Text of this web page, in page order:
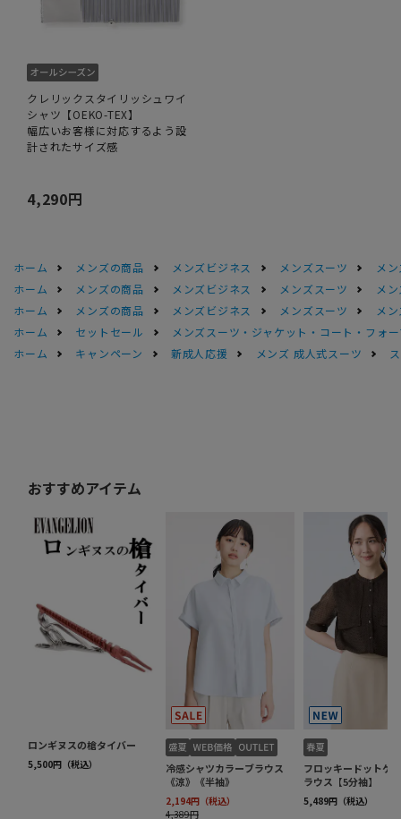
クレリックスタイリッシュワイ
シャツ【OEKO-TEX】
幅広いお客様に対応するよう設
計されたサイズ感
4,290円
ホーム メンズの商品 メンズビジネス メンズスーツ
メ
ホーム
メンズの商品 メンズビジネス メンズスーツ
メ
ホーム
メンズの商品 メンズビジネス メンズスーツ
メ
ホーム
セットセール
メンズスーツ・ジャケット・コート・フォ
ホーム
キャンペーン 新成人応援 メンズ 成人式スーツ